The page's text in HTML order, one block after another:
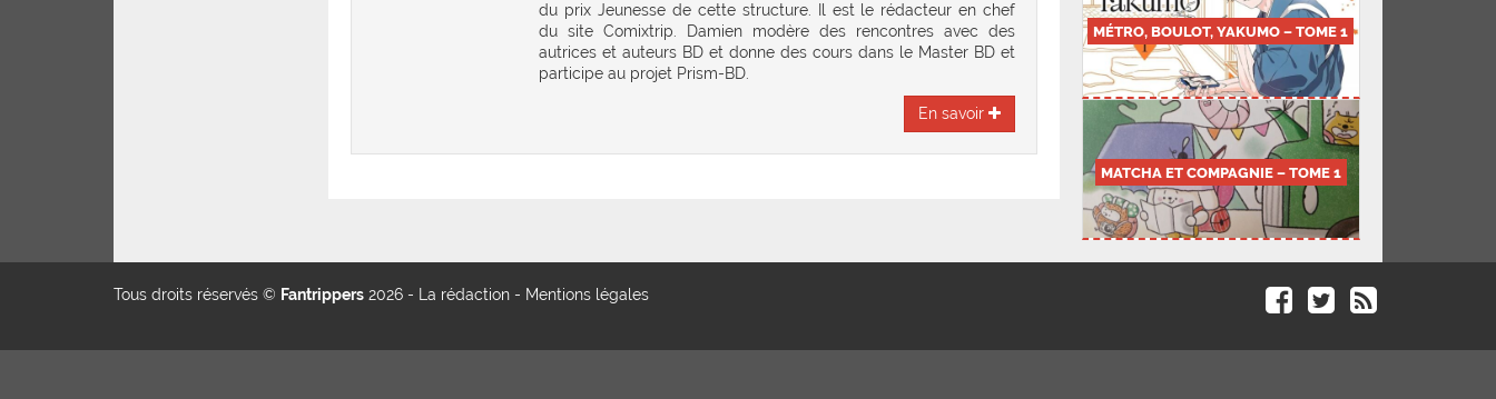
du prix Jeunesse de cette structure. Il est le rédacteur en chef
du site Comixtrip. Damien modère des rencontres avec des
autrices et auteurs BD et donne des cours dans le Master BD et
participe au projet Prism-BD.
En savoir
MÉTRO, BOULOT, YAKUMO – TOME 1
MATCHA ET COMPAGNIE – TOME 1
Tous droits réservés © Fantrippers 2026 - La rédaction - Mentions légales